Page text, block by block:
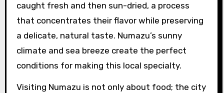
caught fresh and then sun-dried, a process
that concentrates their flavor while preserving
a delicate, natural taste. Numazu’s sunny
climate and sea breeze create the perfect
conditions for making this local specialty.
Visiting Numazu is not only about food; the city